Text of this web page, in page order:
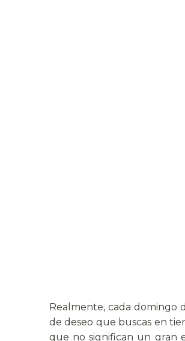
Realmente, cada domingo
de deseo que buscas en
que no significan un gran